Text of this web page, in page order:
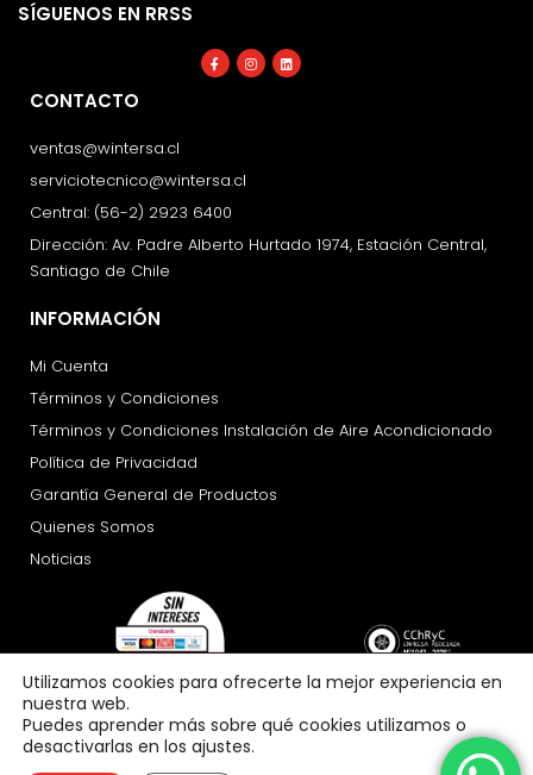
SÍGUENOS EN RRSS
Facebook-
f
Instagram
Linkedin
CONTACTO
ventas@wintersa.cl
serviciotecnico@wintersa.cl
Central: (56-2) 2923 6400
Dirección: Av. Padre Alberto Hurtado 1974, Estación Central,
Santiago de Chile
INFORMACIÓN
Mi Cuenta
Términos y Condiciones
Términos y Condiciones Instalación de Aire Acondicionado
Política de Privacidad
Garantía General de Productos
Quienes Somos
Noticias
Utilizamos cookies para ofrecerte la mejor experiencia en
nuestra web.
Puedes aprender más sobre qué cookies utilizamos o
desactivarlas en los ajustes.